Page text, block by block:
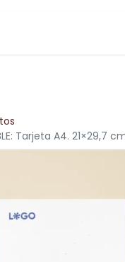
Tarjeta A4. 21×29,7